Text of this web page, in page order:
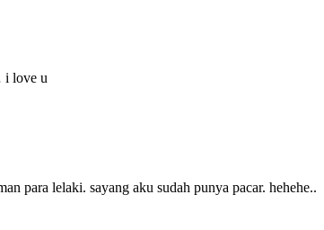
i love u
para lelaki. sayang aku sudah punya pacar. hehehe..